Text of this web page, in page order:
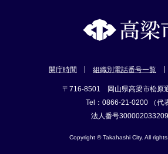
開庁時間 組織別電話番号一覧
〒716-8501 岡山県高梁市松原
Tel：0866-21-0200 （代
法人番号
Copyright © Takahashi City. All rights